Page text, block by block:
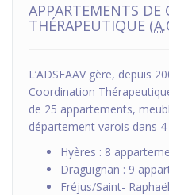
APPARTEMENTS DE
THÉRAPEUTIQUE (
L’ADSEAAV gère, depuis
Coordination
de 25 appartements,
département varois dans
Hyères : 8
Draguignan : 9
Fréjus/Saint-